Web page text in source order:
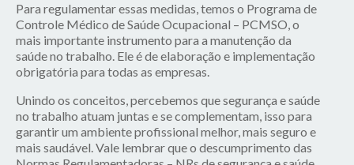
Para regulamentar essas medidas, temos o Programa de
Controle Médico de Saúde Ocupacional – PCMSO, o
mais importante instrumento para a manutenção da
saúde no trabalho. Ele é de elaboração e implementação
obrigatória para todas as empresas.
Unindo os conceitos, percebemos que segurança e saúde
no trabalho atuam juntas e se complementam, isso para
garantir um ambiente profissional melhor, mais seguro e
mais saudável. Vale lembrar que o descumprimento das